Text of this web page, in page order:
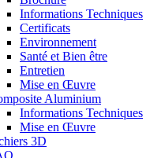
Informations Techniques
Certificats
Environnement
Santé et Bien être
Entretien
Mise en Œuvre
Aluminium
Informations Techniques
Mise en Œuvre
3D